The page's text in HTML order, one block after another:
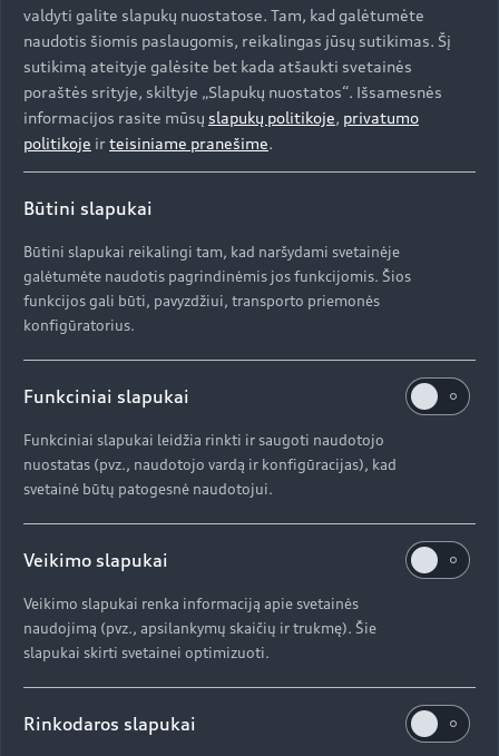
metas galvoti apie ateitį“, – pabrėžia įmonės
vadovė.
Aplinkos viceministras Marius Narmontas
atkreipia dėmesį, kad ministerijos sprendimas
elektromobilį yra Klimato kaitos programos dalis
kad bus skatinami tik elektra varomi lengvieji
automobiliai.
„Transporto keliama tarša labai prisideda prie
klimato kaitos, todėl reikia imtis efektyvių
priemonių, skatinančių gyventojus rinktis
priemones. Tikimės, kad parama pasinaudos daug
aplinką tausojančių vairuotojų ir šis sprendimas
pasiteisins jau netolimoje ateityje“,- teigė jis ir
atkreipė dėmesį, kad prašymus dėl kompensacijų
Aplinkos ministerijos Aplinkos projektų valdymo
agentūra elektroniniu būdu priims nuo balandžio
20 dienos.
Savo ruožtu „Volkswagen“ ir „Audi“ atstovybių
konsultantai Lietuvoje klientus šiuo metu
valdyti galite slapukų nuostatose. Tam, kad galėtumėte
naudotis šiomis paslaugomis, reikalingas jūsų sutikimas. Šį
sutikimą ateityje galėsite bet kada atšaukti svetainės
poraštės srityje, skiltyje „Slapukų nuostatos“. Išsamesnės
informacijos rasite mūsų slapukų politikoje, privatumo
politikoje irteisiniame pranešime.
Būtini slapukai
Būtini slapukai reikalingi tam, kad naršydami svetainėje
galėtumėte naudotis pagrindinėmis jos funkcijomis. Šios
funkcijos gali būti, pavyzdžiui, transporto priemonės
konfigūratorius.
Funkciniai slapukai
Funkciniai slapukai leidžia rinkti ir saugoti naudotojo
nuostatas (pvz., naudotojo vardą ir konfigūracijas), kad
svetainė būtų patogesnė naudotojui.
Veikimo slapukai
Veikimo slapukai renka informaciją apie svetainės
naudojimą (pvz., apsilankymų skaičių ir trukmę). Šie
slapukai skirti svetainei optimizuoti.
Rinkodaros slapukai